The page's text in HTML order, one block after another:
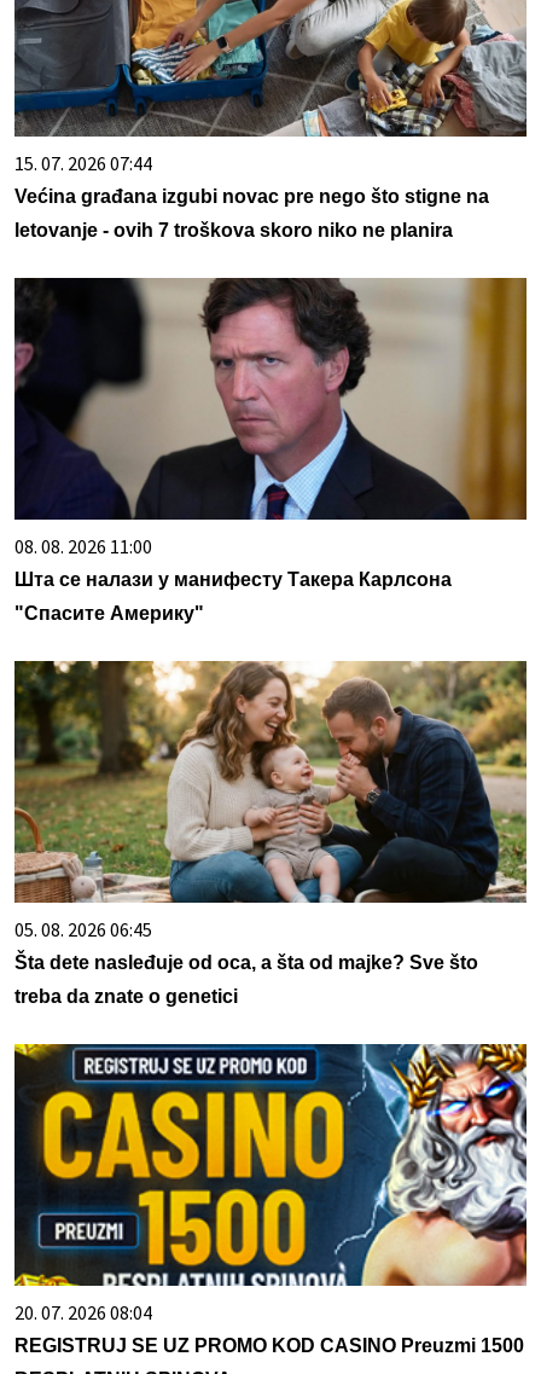
15. 07. 2026 07:44
Većina građana izgubi novac pre nego što stigne na
letovanje - ovih 7 troškova skoro niko ne planira
08. 08. 2026 11:00
Шта се налази у манифесту Такера Карлсона
"Спасите Америку"
05. 08. 2026 06:45
Šta dete nasleđuje od oca, a šta od majke? Sve što
treba da znate o genetici
20. 07. 2026 08:04
REGISTRUJ SE UZ PROMO KOD CASINO Preuzmi 1500